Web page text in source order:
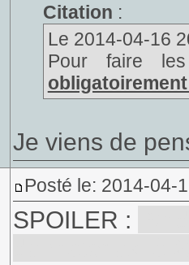
Citation :
Le 2014-04-16
Pour faire
Je viens de
Posté le: 2014-04-
SPOILER :